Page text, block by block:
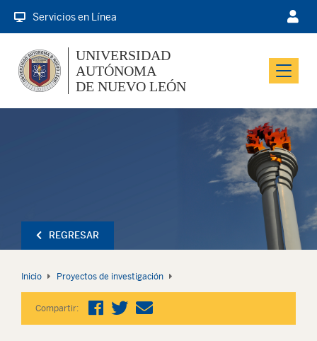
Servicios en Línea
Menu
UNIVERSIDAD
AUTÓNOMA
DE NUEVO LEÓN
REGRESAR
Inicio Proyectos de investigación
Compartir: